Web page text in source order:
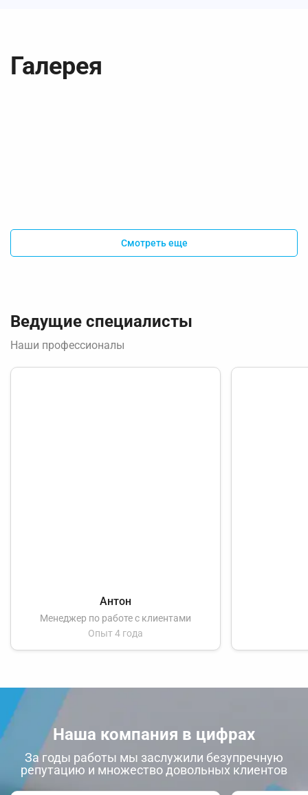
Галерея
Смотреть еще
Ведущие специалисты
Наши профессионалы
Антон
Менеджер по работе с клиентами
Опыт 4 года
Наша компания в цифрах
За годы работы мы заслужили безупречную
репутацию и множество довольных клиентов